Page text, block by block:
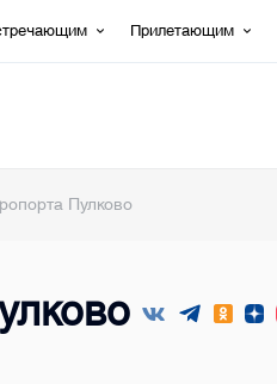
Прилетающим
Пулково